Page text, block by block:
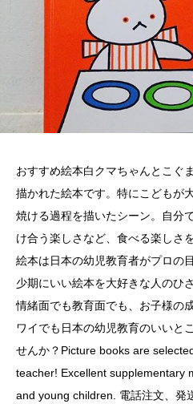
おすすめ絵本白クマちゃんとこぐ
描かれた絵本です。特にこどもが
焼ける過程を描いたシーン。自分
け合う楽しさなど、食べる楽しさ
絵本は日本の幼児教育者がプロの
少期にいい絵本を大好きな人のひ
情緒面でも教育面でも、お子様の
ワイでも日本の幼児教育のいいと
せんか？Picture books are
teacher! Excellent supplementary
and young children. 電話注文、発